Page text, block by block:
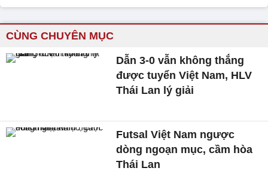
CÙNG CHUYÊN MỤC
Dẫn 3-0 vẫn không thắng
được tuyển Việt Nam, HLV
Thái Lan lý giải
Futsal Việt Nam ngược
dòng ngoạn mục, cầm hòa
Thái Lan